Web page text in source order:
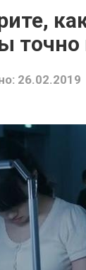
26.02.2019